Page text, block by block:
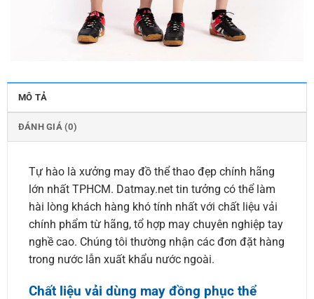
MÔ TẢ
ĐÁNH GIÁ (0)
Tự hào là xưởng may đồ thể thao đẹp chính hãng
lớn nhất TPHCM. Datmay.net tin tưởng có thể làm
hài lòng khách hàng khó tính nhất với chất liệu vải
chính phẩm từ hãng, tổ hợp may chuyên nghiệp tay
nghề cao. Chúng tôi thường nhận các đơn đặt hàng
trong nước lẫn xuất khẩu nước ngoài.
Chất liệu vải dùng may đồng phục thể